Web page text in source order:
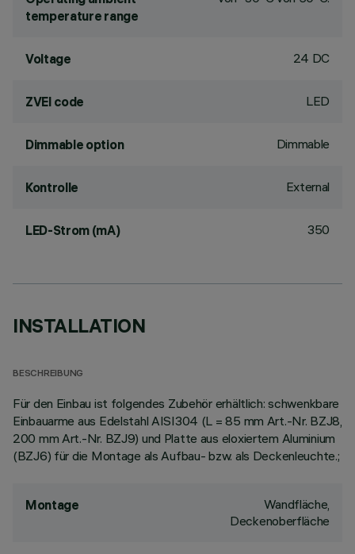
temperature range
Voltage 24 DC
ZVEI code LED
Dimmable option Dimmable
Kontrolle External
LED-Strom (mA) 350
INSTALLATION
BESCHREIBUNG
Für den Einbau ist folgendes Zubehör erhältlich: schwenkbare
Einbauarme aus Edelstahl AISI304 (L = 85 mm Art.-Nr. BZJ8,
200 mm Art.-Nr. BZJ9) und Platte aus eloxiertem Aluminium
(BZJ6) für die Montage als Aufbau- bzw. als Deckenleuchte.;
Montage
Wandfläche,
Deckenoberfläche